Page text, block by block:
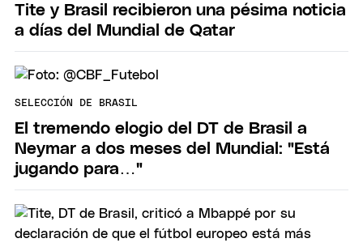
Tite y Brasil recibieron una pésima noticia
a días del Mundial de Qatar
SELECCIÓN DE BRASIL
El tremendo elogio del DT de Brasil a
Neymar a dos meses del Mundial: "Está
jugando para…"